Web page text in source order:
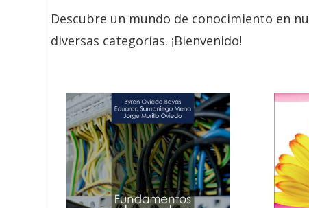
Descubre un mundo de conocimiento en
diversas categorías. ¡Bienvenido!